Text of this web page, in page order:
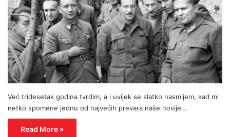
Već tridesetak godina tvrdim, a i uvijek se slatko nasmijem, kad mi
netko spomene jednu od najvećih prevara naše novije…
Read More »